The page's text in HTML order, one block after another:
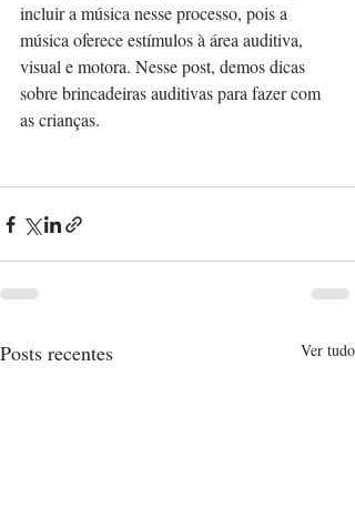
incluir a música nesse processo, pois a
música oferece estímulos à área auditiva,
visual e motora. Nesse post, demos dicas
sobre brincadeiras auditivas para fazer com
as crianças.
Posts recentes Ver tudo